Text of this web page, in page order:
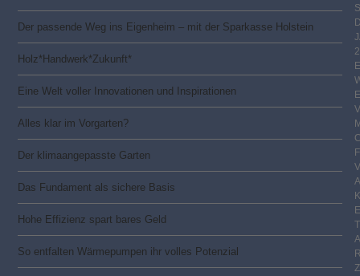
Der passende Weg ins Eigenheim – mit der Sparkasse Holstein
Holz*Handwerk*Zukunft*
Eine Welt voller Innovationen und Inspirationen
Alles klar im Vorgarten?
Der klimaangepasste Garten
Das Fundament als sichere Basis
Hohe Effizienz spart bares Geld
So entfalten Wärmepumpen ihr volles Potenzial